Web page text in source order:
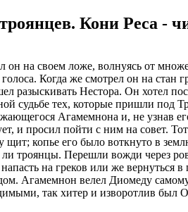
Кони Реса -
на своем ложе, волнуясь от
Когда же смотрел он на стан
Нестора. Он хотел
судьбе тех, которые пришли под
Агамемнона и, не узнав
и просил пойти с ним на совет.
копье его было воткнуто в
троянцы. Перешли вожди через
на греков или же вернуться
Агамемнон велел Диомеду
так хитер и изворотлив